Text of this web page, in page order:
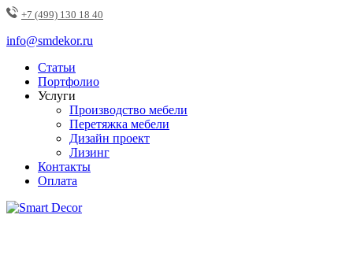
+7 (499) 130 18 40
info@smdekor.ru
Статьи
Портфолио
Услуги
Производство мебели
Перетяжка мебели
Дизайн проект
Лизинг
Контакты
Оплата